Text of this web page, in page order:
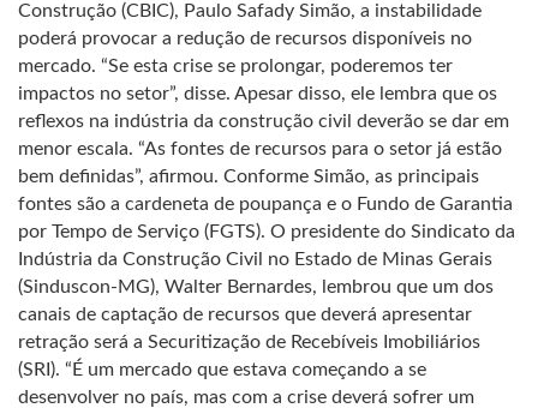
Construção (CBIC), Paulo Safady Simão, a instabilidade
poderá provocar a redução de recursos disponíveis no
mercado. “Se esta crise se prolongar, poderemos ter
impactos no setor”, disse. Apesar disso, ele lembra que os
reflexos na indústria da construção civil deverão se dar em
menor escala. “As fontes de recursos para o setor já estão
bem definidas”, afirmou. Conforme Simão, as principais
fontes são a cardeneta de poupança e o Fundo de Garantia
por Tempo de Serviço (FGTS). O presidente do Sindicato da
Indústria da Construção Civil no Estado de Minas Gerais
(Sinduscon-MG), Walter Bernardes, lembrou que um dos
canais de captação de recursos que deverá apresentar
retração será a Securitização de Recebíveis Imobiliários
(SRI). “É um mercado que estava começando a se
desenvolver no país, mas com a crise deverá sofrer um